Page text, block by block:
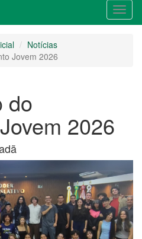
Notícias
Jovem 2026
do
2026